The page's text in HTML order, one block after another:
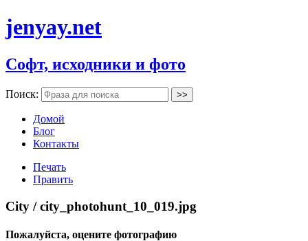
jenyay.net
Софт, исходники и фото
Поиск:
Домой
Блог
Контакты
Печать
Править
City / city_photohunt_10_019.jpg
Пожалуйста, оцените фотографию